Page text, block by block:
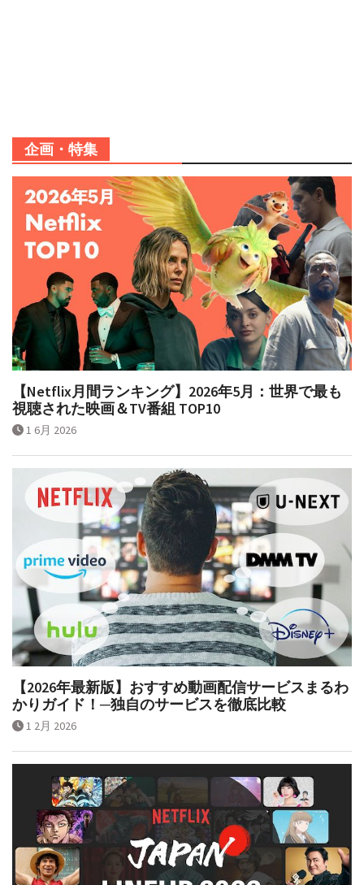
企画・特集
【Netflix月間ランキング】2026年5月：世界で最も
視聴された映画＆TV番組 TOP10
1 6月 2026
【2026年最新版】おすすめ動画配信サービスまるわ
かりガイド！─独自のサービスを徹底比較
1 2月 2026